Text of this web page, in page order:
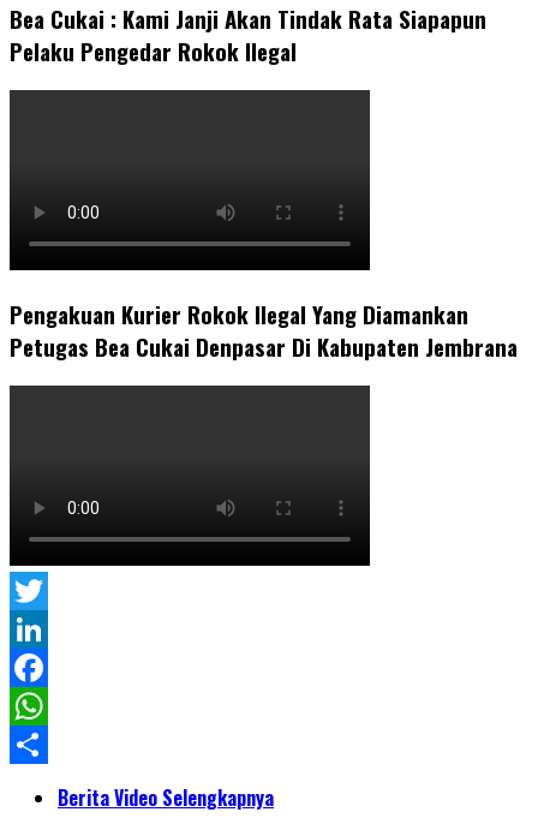
Bea Cukai : Kami Janji Akan Tindak Rata Siapapun
Pelaku Pengedar Rokok Ilegal
Pengakuan Kurier Rokok Ilegal Yang Diamankan
Petugas Bea Cukai Denpasar Di Kabupaten Jembrana
Twitter
LinkedIn
Facebook
WhatsApp
ShareBerita Video Selengkapnya